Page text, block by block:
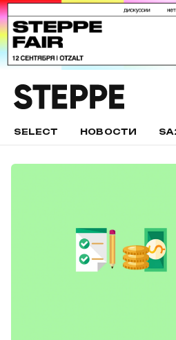
SELECT НОВОСТИ